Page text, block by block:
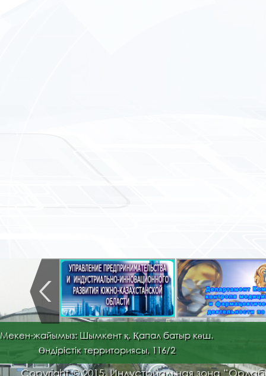
Мекен-жайымыз: Шымкент қ. Қапал батыр көш.
Өндірістік территориясы, 116/2
Copyright © 2015. Индустриальная зона